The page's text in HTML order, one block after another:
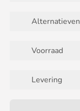
Alternatieven
Voorraad
Levering